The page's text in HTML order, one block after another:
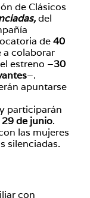
de Clásicos
del
de40
a colaborar
estreno –30
–.
apuntarse
y participarán
29 de junio.
las mujeres
silenciadas.
con